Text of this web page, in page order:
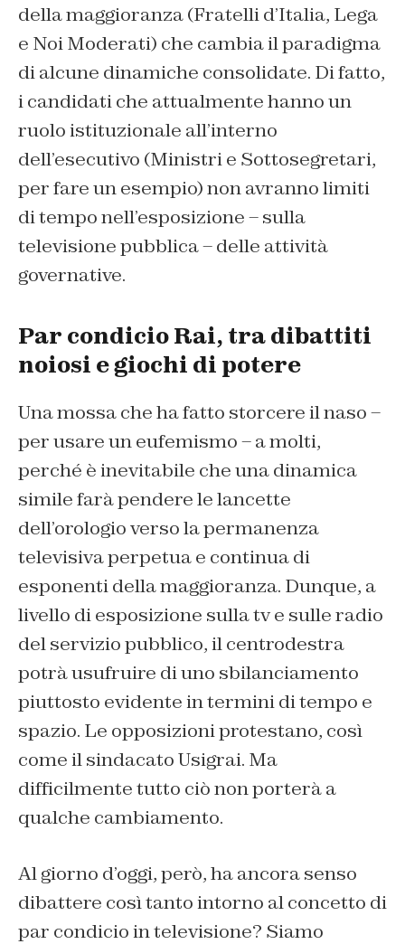
della maggioranza (Fratelli d’Italia, Lega
e Noi Moderati) che cambia il paradigma
di alcune dinamiche consolidate. Di fatto,
i candidati che attualmente hanno un
ruolo istituzionale all’interno
dell’esecutivo (Ministri e Sottosegretari,
per fare un esempio) non avranno limiti
di tempo nell’esposizione – sulla
televisione pubblica – delle attività
governative.
Par condicio Rai, tra dibattiti
noiosi e giochi di potere
Una mossa che ha fatto storcere il naso –
per usare un eufemismo – a molti,
perché è inevitabile che una dinamica
simile farà pendere le lancette
dell’orologio verso la permanenza
televisiva perpetua e continua di
esponenti della maggioranza. Dunque, a
livello di esposizione sulla tv e sulle radio
del servizio pubblico, il centrodestra
potrà usufruire di uno sbilanciamento
piuttosto evidente in termini di tempo e
spazio. Le opposizioni protestano, così
come il sindacato Usigrai. Ma
difficilmente tutto ciò non porterà a
qualche cambiamento.
Al giorno d’oggi, però, ha ancora senso
dibattere così tanto intorno al concetto di
par condicio in televisione? Siamo